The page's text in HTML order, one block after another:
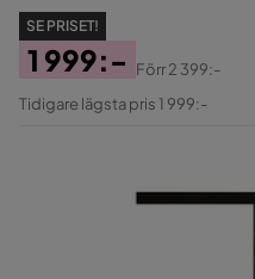
SE PRISET!
Pris
1 999:-
Original
Förr2 399:-
Tidigare lägsta pris 1 999:-